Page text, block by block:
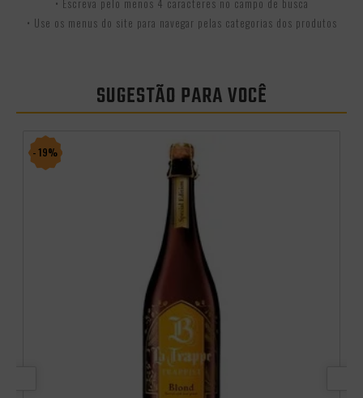
• Escreva pelo menos 4 caracteres no campo de busca
• Use os menus do site para navegar pelas categorias dos produtos
SUGESTÃO PARA VOCÊ
- 19%